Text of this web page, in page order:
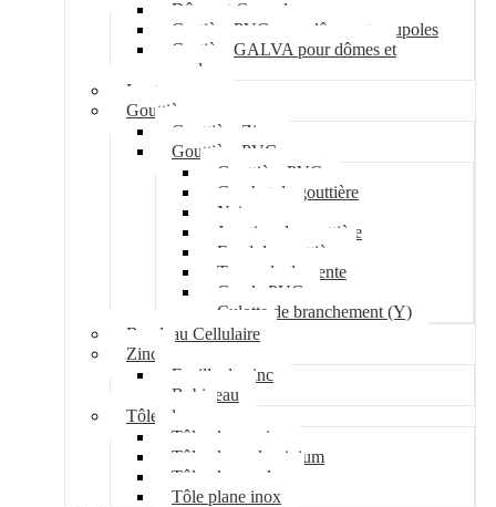
Dôme et Coupole
Costière PVC pour dômes et coupoles
Costière GALVA pour dômes et
coupoles
Lanterneau
Gouttière
Gouttière Zinc
Gouttière PVC
Gouttière PVC
Crochet de gouttière
Naissance
Jonction de gouttière
Fond de gouttière
Tuyau de descente
Coude PVC
Culotte de branchement (Y)
Bandeau Cellulaire
Zinc
Feuille de zinc
Bobineau
Tôle plane
Tôle plane acier
Tôle plane aluminium
Tôle plane galva
Tôle plane inox